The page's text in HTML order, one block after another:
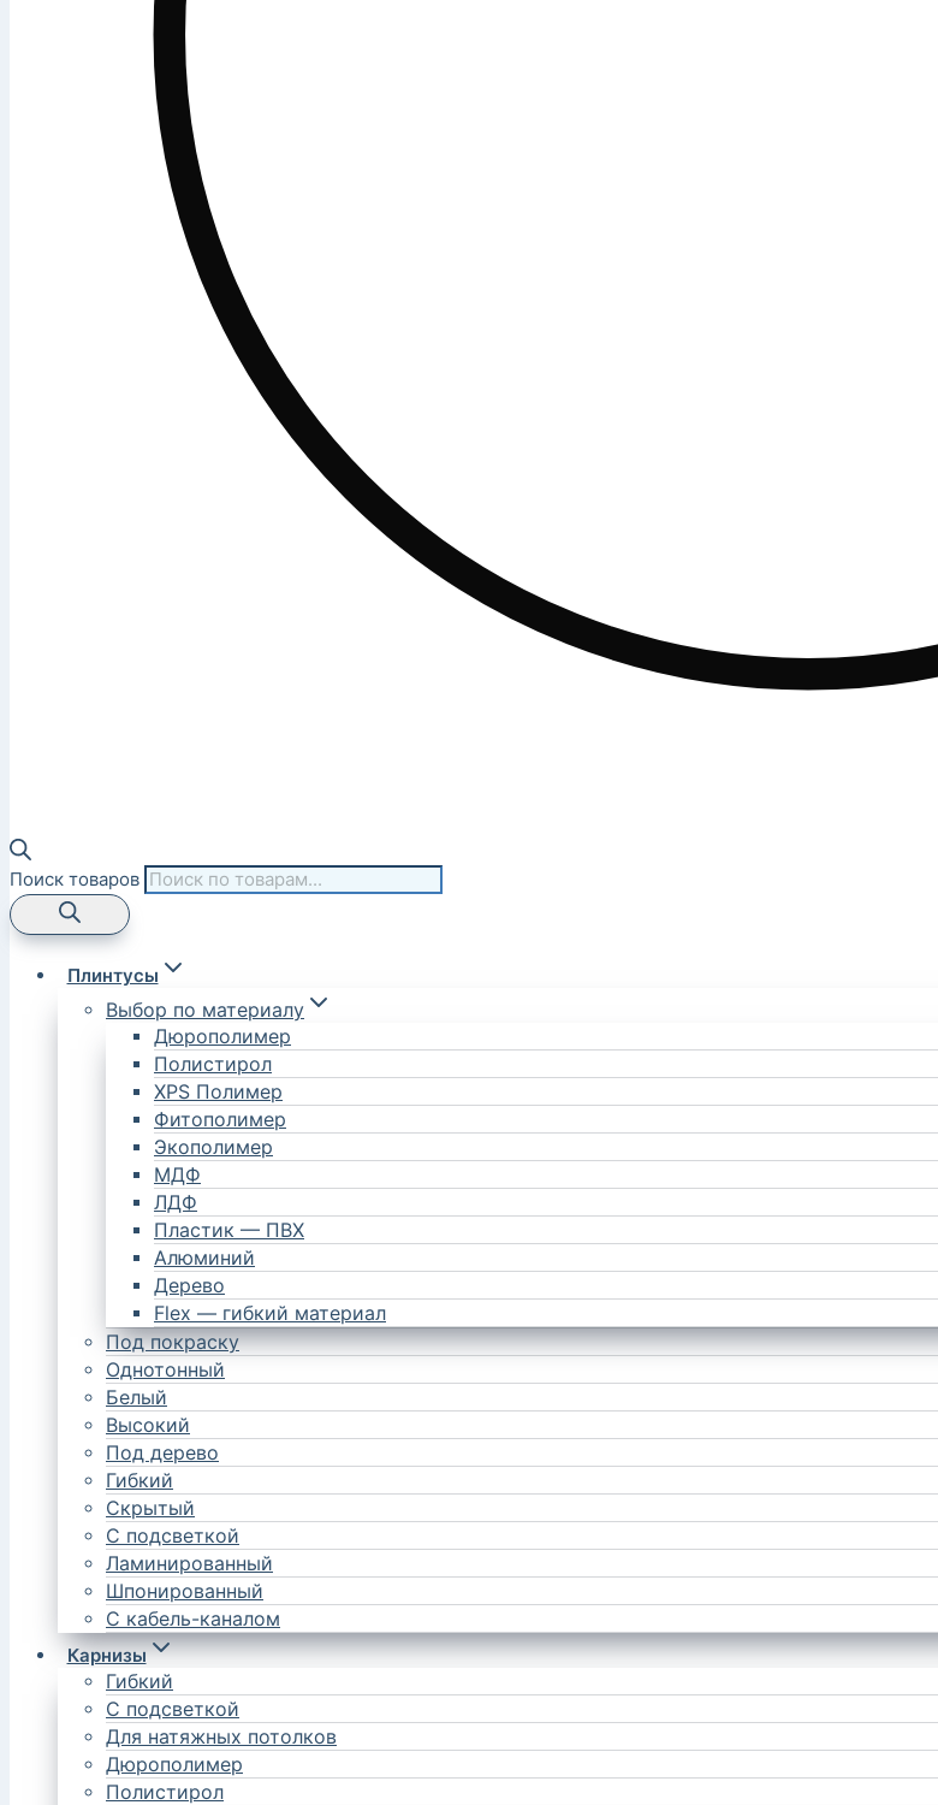
Поиск товаров
Плинтусы
Выбор по материалу
Дюрополимер
Полистирол
XPS Полимер
Фитополимер
Экополимер
МДФ
ЛДФ
Пластик — ПВХ
Алюминий
Дерево
Flex — гибкий материал
Под покраску
Однотонный
Белый
Высокий
Под дерево
Гибкий
Скрытый
С подсветкой
Ламинированный
Шпонированный
С кабель-каналом
Карнизы
Гибкий
С подсветкой
Для натяжных потолков
Дюрополимер
Полистирол